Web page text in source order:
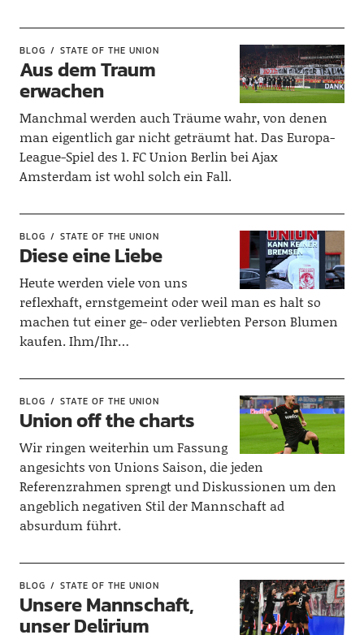
BLOG STATE OF THE UNION
Aus dem Traum
erwachen
Manchmal werden auch Träume wahr, von denen
man eigentlich gar nicht geträumt hat. Das Europa-
League-Spiel des 1. FC Union Berlin bei Ajax
Amsterdam ist wohl solch ein Fall.
BLOG STATE OF THE UNION
Diese eine Liebe
Heute werden viele von uns
reflexhaft, ernstgemeint oder weil man es halt so
machen tut einer ge- oder verliebten Person Blumen
kaufen. Ihm/Ihr…
BLOG STATE OF THE UNION
Union off the charts
Wir ringen weiterhin um Fassung
angesichts von Unions Saison, die jeden
Referenzrahmen sprengt und Diskussionen um den
angeblich negativen Stil der Mannschaft ad
absurdum führt.
BLOG STATE OF THE UNION
Unsere Mannschaft,
unser Delirium